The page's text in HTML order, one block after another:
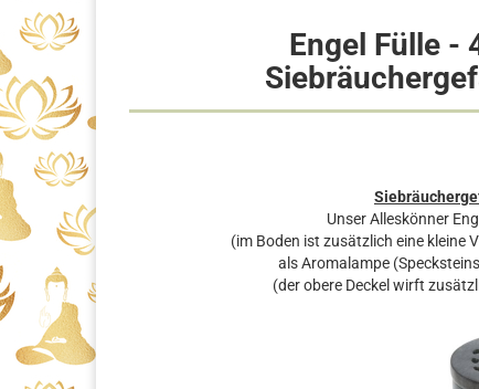
Engel Fülle -
Unser Alleskönner
(im Boden ist zusätzlich eine kleine
als Aromalampe
(der obere Deckel wirft